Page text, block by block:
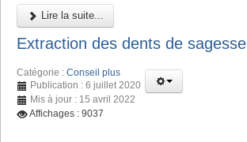
Lire la suite...
Extraction des dents de sagesse
Catégorie : Conseil plus
Publication : 6 juillet 2020
Mis à jour : 15 avril 2022
Affichages : 9037